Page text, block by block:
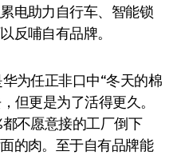
电助力自行车、智能锁
反哺自有品牌。
为任正非口中“冬天的棉
但更是为了活得更久。
不愿意接的工厂倒下
的肉。至于自有品牌能